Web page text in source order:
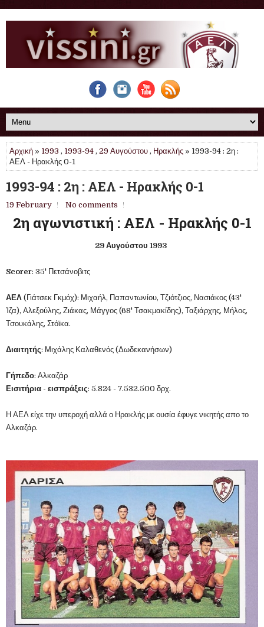
Αρχική » 1993 , 1993-94 , 29 Αυγούστου , Ηρακλής » 1993-94 : 2η :
ΑΕΛ - Ηρακλής 0-1
1993-94 : 2η : ΑΕΛ - Ηρακλής 0-1
19 February No comments
2η αγωνιστική : ΑΕΛ - Ηρακλής 0-1
29 Αυγούστου 1993
Scorer: 35' Πετσάνοβιτς
ΑΕΛ (Γιάτσεκ Γκμόχ): Μιχαήλ, Παπαντωνίου, Τζιότζιος, Νασιάκος (43'
Ίζα), Αλεξούλης, Ζιάκας, Μάγγος (68' Τσακμακίδης), Ταξιάρχης, Μήλος,
Τσουκάλης, Στόϊκα.
Διαιτητής: Μιχάλης Καλαθενός (Δωδεκανήσων)
Γήπεδο: Αλκαζάρ
Εισιτήρια - εισπράξεις: 5.824 - 7.532.500 δρχ.
Η ΑΕΛ είχε την υπεροχή αλλά ο Ηρακλής με ουσία έφυγε νικητής απο το
Αλκαζάρ.